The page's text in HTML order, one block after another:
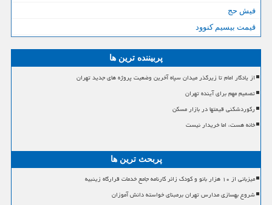
فیش حج
قیمت بیسیم کنوود
پربیننده ترین ها
از یادگار امام تا زیرگذر میدان سپاه آخرین وضعیت پروژه های جدید تهران
تصمیم مهم برای آینده تهران
رکوردشکنی قیمتها در بازار مسکن
خانه هست، اما خریدار نیست
پربحث ترین ها
میزبانی از ۱۰ هزار بانو و کودک زائر کارنامه جامع خدمات قرارگاه زینبیه
شروع بهسازی مدارس تهران برمبنای خواسته دانش آموزان